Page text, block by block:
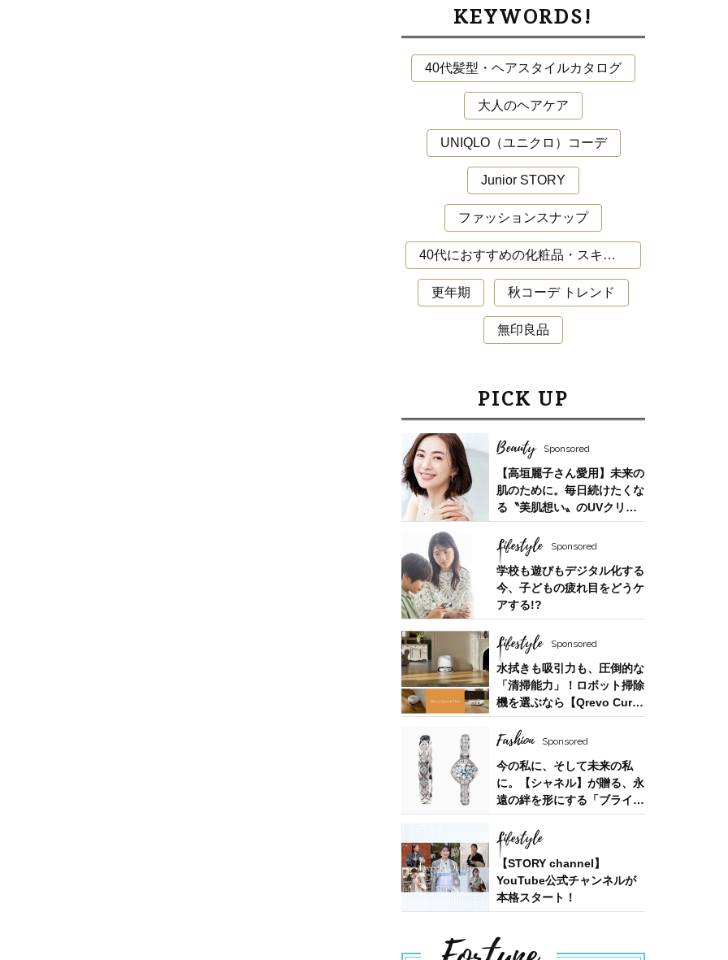
KEYWORDS!
40代髪型・ヘアスタイルカタログ
大人のヘアケア
UNIQLO（ユニクロ）コーデ
Junior STORY
ファッションスナップ
40代におすすめの化粧品・スキンケア・美容アイテム
更年期 秋コーデ トレンド
無印良品
PICK UP
Beauty Sponsored
【高垣麗子さん愛用】未来の
肌のために。毎日続けたくな
る〝美肌想い〟のUVクリー
ム
Lifestyle Sponsored
学校も遊びもデジタル化する
今、子どもの疲れ目をどうケ
アする!?
Lifestyle Sponsored
水拭きも吸引力も、圧倒的な
「清掃能力」！ロボット掃除
機を選ぶなら【Qrevo Curv
2 Flow】
Fashion Sponsored
今の私に、そして未来の私
に。【シャネル】が贈る、永
遠の絆を形にする「ブライダ
ルフェア」
Lifestyle
【STORY channel】
YouTube公式チャンネルが
本格スタート！